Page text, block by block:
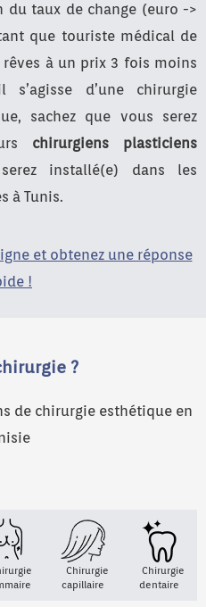
du taux de change (euro ->
que touriste médical de
à un prix 3 fois moins
s’agisse d’une chirurgie
sachez que vous serez
chirurgiens plasticiens
installé(e) dans les
à Tunis.
et obtenez une réponse
!
?
de chirurgie esthétique en
Chirurgie
capillaire
Chirurgie
dentaire